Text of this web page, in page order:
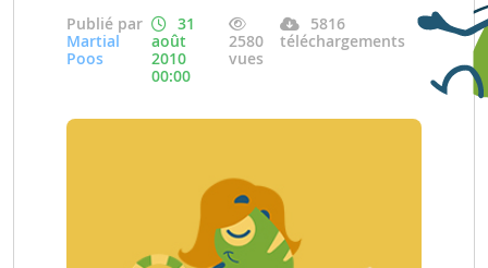
Publié par
Martial
Poos
31
août
2010
00:00
2580
vues
5816
téléchargements